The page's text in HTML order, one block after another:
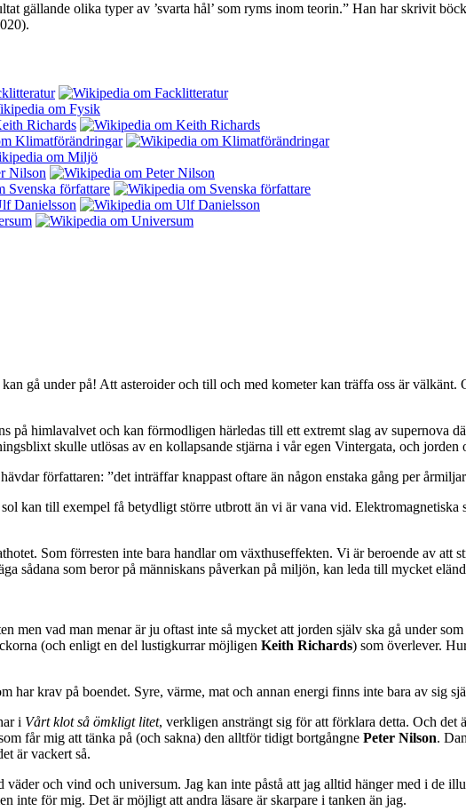
gällande olika typer av ’svarta hål’ som ryms inom teorin.” Han har skrivit
gå under på! Att asteroider och till och med kometer kan träffa oss är
på himlavalvet och kan förmodligen härledas till ett extremt slag av supernova
skulle utlösas av en kollapsande stjärna i vår egen Vintergata, och
författaren: ”det inträffar knappast oftare än någon enstaka gång per
kan till exempel få betydligt större utbrott än vi är vana vid.
Som förresten inte bara handlar om växthuseffekten. Vi är beroende av
sådana som beror på människans påverkan på miljön, kan leda till mycket
men vad man menar är ju oftast inte så mycket att jorden själv ska gå under
(och enligt en del lustigkurrar möjligen Keith Richards) som överlever.
har krav på boendet. Syre, värme, mat och annan energi finns inte bara av
i Vårt klot så ömkligt litet, verkligen ansträngt sig för att förklara detta. Och det
får mig att tänka på (och sakna) den alltför tidigt bortgångne Peter Nilson.
är vackert så.
och vind och universum. Jag kan inte påstå att jag alltid hänger med i de
inte för mig. Det är möjligt att andra läsare är skarpare i tanken än jag.